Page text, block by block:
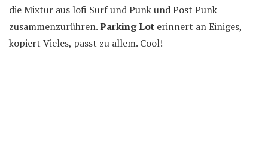
die Mixtur aus lofi Surf und Punk und Post Punk
zusammenzurühren.Parking Lot erinnert an Einiges,
kopiert Vieles, passt zu allem. Cool!